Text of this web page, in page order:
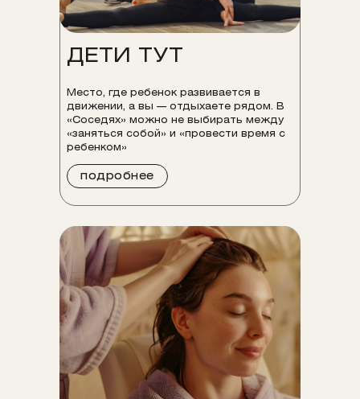
ДЕТИ ТУТ
Место, где ребенок развивается в
движении, а вы — отдыхаете рядом. В
«Соседях» можно не выбирать между
«заняться собой» и «провести время с
ребенком»
подробнее